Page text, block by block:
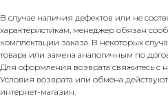
В случае наличия дефектов или не
характеристикам, менеджер обязан
комплектации заказа. В некоторых
товара или замена аналогичным по
Для оформления возврата свяжитесь
Условия возврата или обмена
интернет-магазин.